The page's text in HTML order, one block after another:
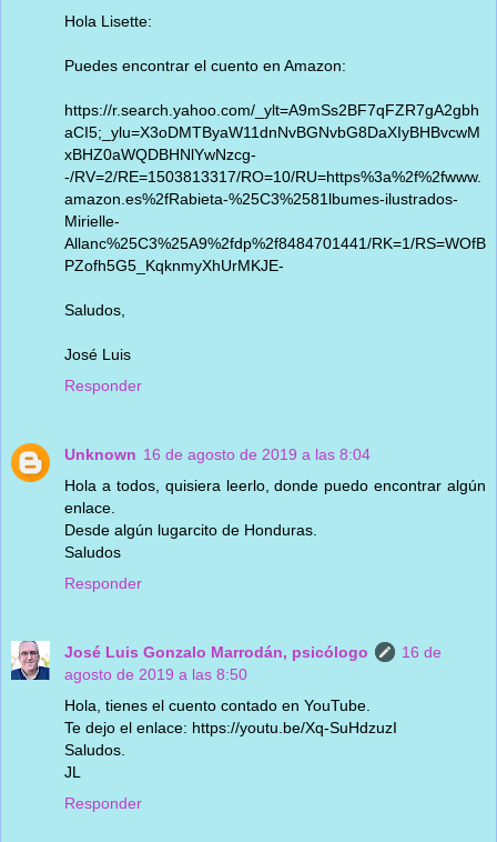
Hola Lisette:
Puedes encontrar el cuento en Amazon:
https://r.search.yahoo.com/_ylt=A9mSs2BF7qFZR7gA2gbh
aCI5;_ylu=X3oDMTByaW11dnNvBGNvbG8DaXIyBHBvcwM
xBHZ0aWQDBHNlYwNzcg-
-/RV=2/RE=1503813317/RO=10/RU=https%3a%2f%2fwww.
amazon.es%2fRabieta-%25C3%2581lbumes-ilustrados-
Mirielle-
Allanc%25C3%25A9%2fdp%2f8484701441/RK=1/RS=WOfB
PZofh5G5_KqknmyXhUrMKJE-
Saludos,
José Luis
Responder
Unknown 16 de agosto de 2019 a las 8:04
Hola a todos, quisiera leerlo, donde puedo encontrar algún
enlace.
Desde algún lugarcito de Honduras.
Saludos
Responder
José Luis Gonzalo Marrodán, psicólogo
16 de
agosto de 2019 a las 8:50
Hola, tienes el cuento contado en YouTube.
Te dejo el enlace: https://youtu.be/Xq-SuHdzuzI
Saludos.
JL
Responder